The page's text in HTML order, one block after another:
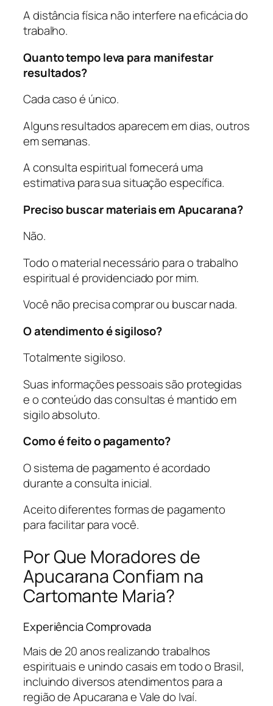
A distância física não interfere na eficácia do
trabalho.
Quanto tempo leva para manifestar
resultados?
Cada caso é único.
Alguns resultados aparecem em dias, outros
em semanas.
A consulta espiritual fornecerá uma
estimativa para sua situação específica.
Preciso buscar materiais em Apucarana?
Não.
Todo o material necessário para o trabalho
espiritual é providenciado por mim.
Você não precisa comprar ou buscar nada.
O atendimento é sigiloso?
Totalmente sigiloso.
Suas informações pessoais são protegidas
e o conteúdo das consultas é mantido em
sigilo absoluto.
Como é feito o pagamento?
O sistema de pagamento é acordado
durante a consulta inicial.
Aceito diferentes formas de pagamento
para facilitar para você.
Por Que Moradores de
Apucarana Confiam na
Cartomante Maria?
Experiência Comprovada
Mais de 20 anos realizando trabalhos
espirituais e unindo casais em todo o Brasil,
incluindo diversos atendimentos para a
região de Apucarana e Vale do Ivaí.